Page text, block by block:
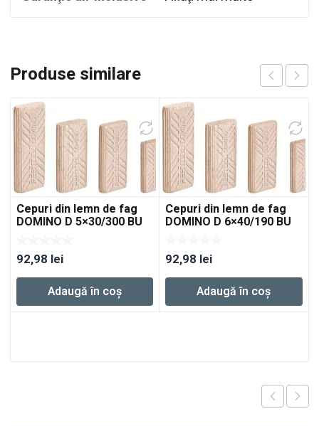
Produse similare
Cepuri din lemn de fag
DOMINO D 5×30/300 BU
92,98 lei
Adaugă în coș
Cepuri din lemn de fag
DOMINO D 6×40/190 BU
92,98 lei
Adaugă în coș